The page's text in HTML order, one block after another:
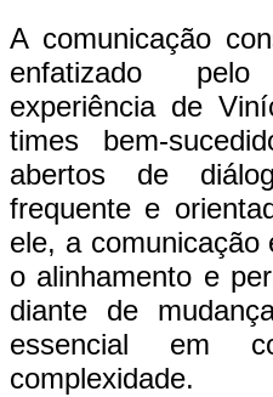
A comunicação
enfatizado
experiência de
times bem-
abertos de
frequente e
ele, a comunicação
o alinhamento e
diante de
essencial em
complexidade.